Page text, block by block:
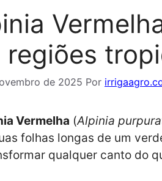
regiões
de 2025 Por
Vermelha (Alpinia
folhas longas de um
qualquer canto do